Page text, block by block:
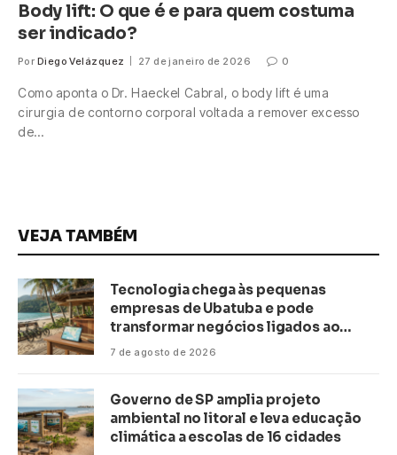
Body lift: O que é e para quem costuma
ser indicado?
Por Diego Velázquez 27 de janeiro de 2026 0
Como aponta o Dr. Haeckel Cabral, o body lift é uma
cirurgia de contorno corporal voltada a remover excesso
de…
VEJA TAMBÉM
Tecnologia chega às pequenas
empresas de Ubatuba e pode
transformar negócios ligados ao
turismo no litoral
7 de agosto de 2026
Governo de SP amplia projeto
ambiental no litoral e leva educação
climática a escolas de 16 cidades